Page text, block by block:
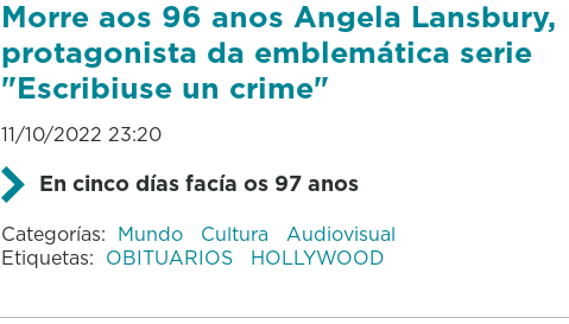
Morre aos 96 anos Angela Lansbury,
protagonista da emblemática serie
"Escribiuse un crime"
11/10/2022 23:20
En cinco días facía os 97 anos
Categorías: Mundo Cultura
Audiovisual
Etiquetas: OBITUARIOS HOLLYWOOD